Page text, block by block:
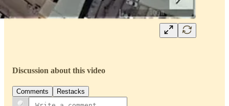
Discussion about this video
Comments Restacks